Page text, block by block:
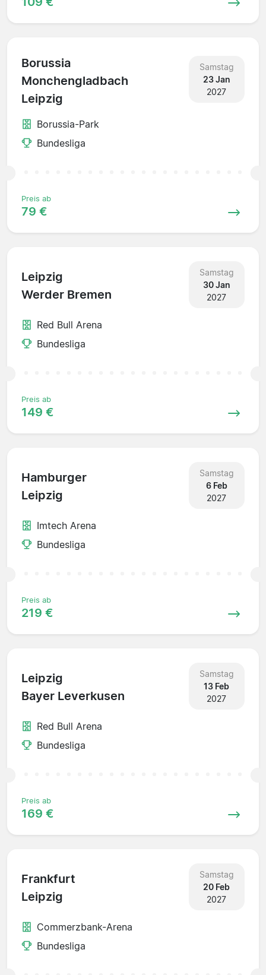
Borussia
Monchengladbach
Leipzig
Samstag
23 Jan
2027
Borussia-Park
Bundesliga
Preis ab
79 €
Leipzig
Werder Bremen
Samstag
30 Jan
2027
Red Bull Arena
Bundesliga
Preis ab
149 €
Hamburger
Leipzig
Samstag
6 Feb
2027
Imtech Arena
Bundesliga
Preis ab
219 €
Leipzig
Bayer Leverkusen
Samstag
13 Feb
2027
Red Bull Arena
Bundesliga
Preis ab
169 €
Frankfurt
Leipzig
Samstag
20 Feb
2027
Commerzbank-Arena
Bundesliga